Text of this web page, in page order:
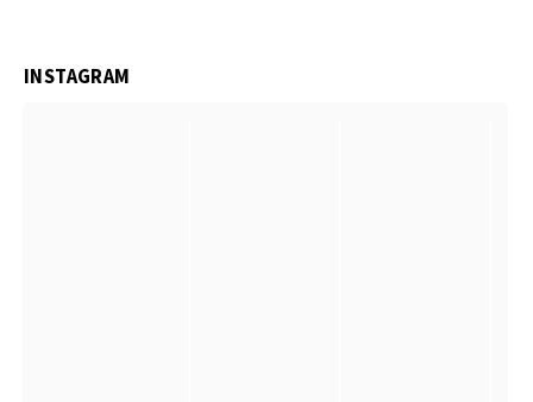
INSTAGRAM